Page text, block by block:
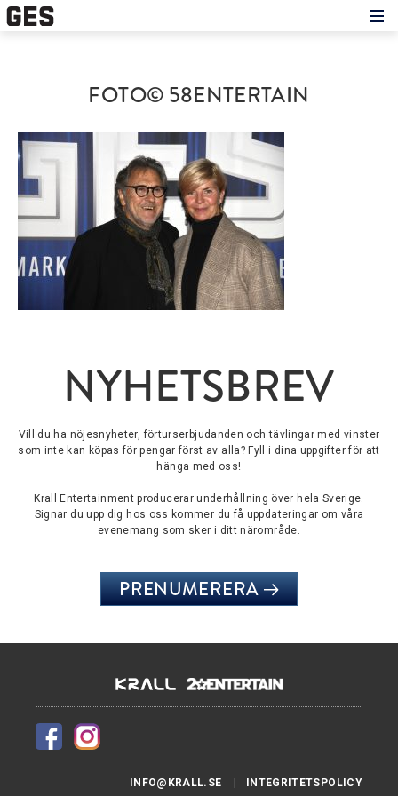
Historien om GES
Nyheter
FOTO© 58ENTERTAIN
NYHETSBREV
Vill du ha nöjesnyheter, förturserbjudanden och tävlingar med vinster
som inte kan köpas för pengar först av alla? Fyll i dina uppgifter för att
hänga med oss!
Krall Entertainment producerar underhållning över hela Sverige.
Signar du upp dig hos oss kommer du få uppdateringar om våra
evenemang som sker i ditt närområde.
PRENUMERERA
INFO@KRALL.SE INTEGRITETSPOLICY